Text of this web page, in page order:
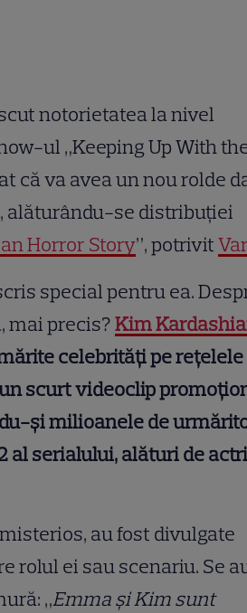
notorietatea la nivel
ul „Keeping Up With
că va avea un nou rolde
alăturându-se distribuţiei
Horror Story”, potrivit
special pentru ea.
mai precis?Kim
celebrități pe rețelele
scurt videoclip
și milioanele de
al serialului, alături de
au fost divulgate
rolul ei sau scenariu. Se
„Emma şi Kim sunt